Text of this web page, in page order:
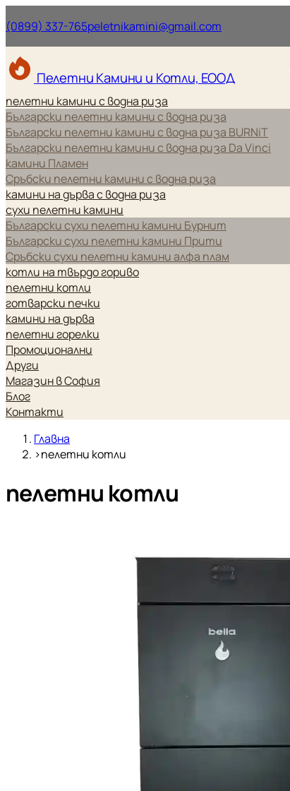
(0899) 337-765Нашият телефонен номер.
peletnikamini@gmail.com
Пелетни Камини и Котли, ЕООД
пелетни камини с водна риза
Български пелетни камини с водна риза
Български пелетни камини с водна риза BURNiT
Български пелетни камини с водна риза Da Vinci
камини Пламен
Сръбски пелетни камини с водна риза
камини на дърва с водна риза
сухи пелетни камини
Български сухи пелетни камини Бурнит
Български сухи пелетни камини Прити
Сръбски сухи пелетни камини алфа плам
котли на твърдо гориво
пелетни котли
готварски печки
камини на дърва
пелетни горелки
Промоционални
Други
Магазин в София
Блог
Контакти
Главна
›пелетни котли
пелетни котли